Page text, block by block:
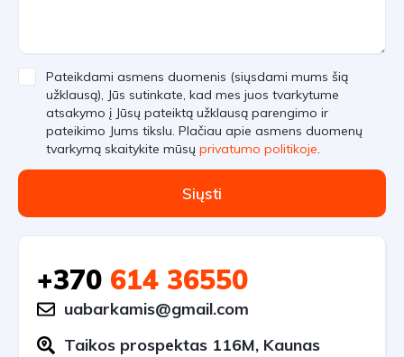
Pateikdami asmens duomenis (siųsdami mums šią
užklausą), Jūs sutinkate, kad mes juos tvarkytume
atsakymo į Jūsų pateiktą užklausą parengimo ir
pateikimo Jums tikslu. Plačiau apie asmens duomenų
tvarkymą skaitykite mūsų privatumo politikoje.
Siųsti
+370 614 36550
uabarkamis@gmail.com
Taikos prospektas 116M, Kaunas